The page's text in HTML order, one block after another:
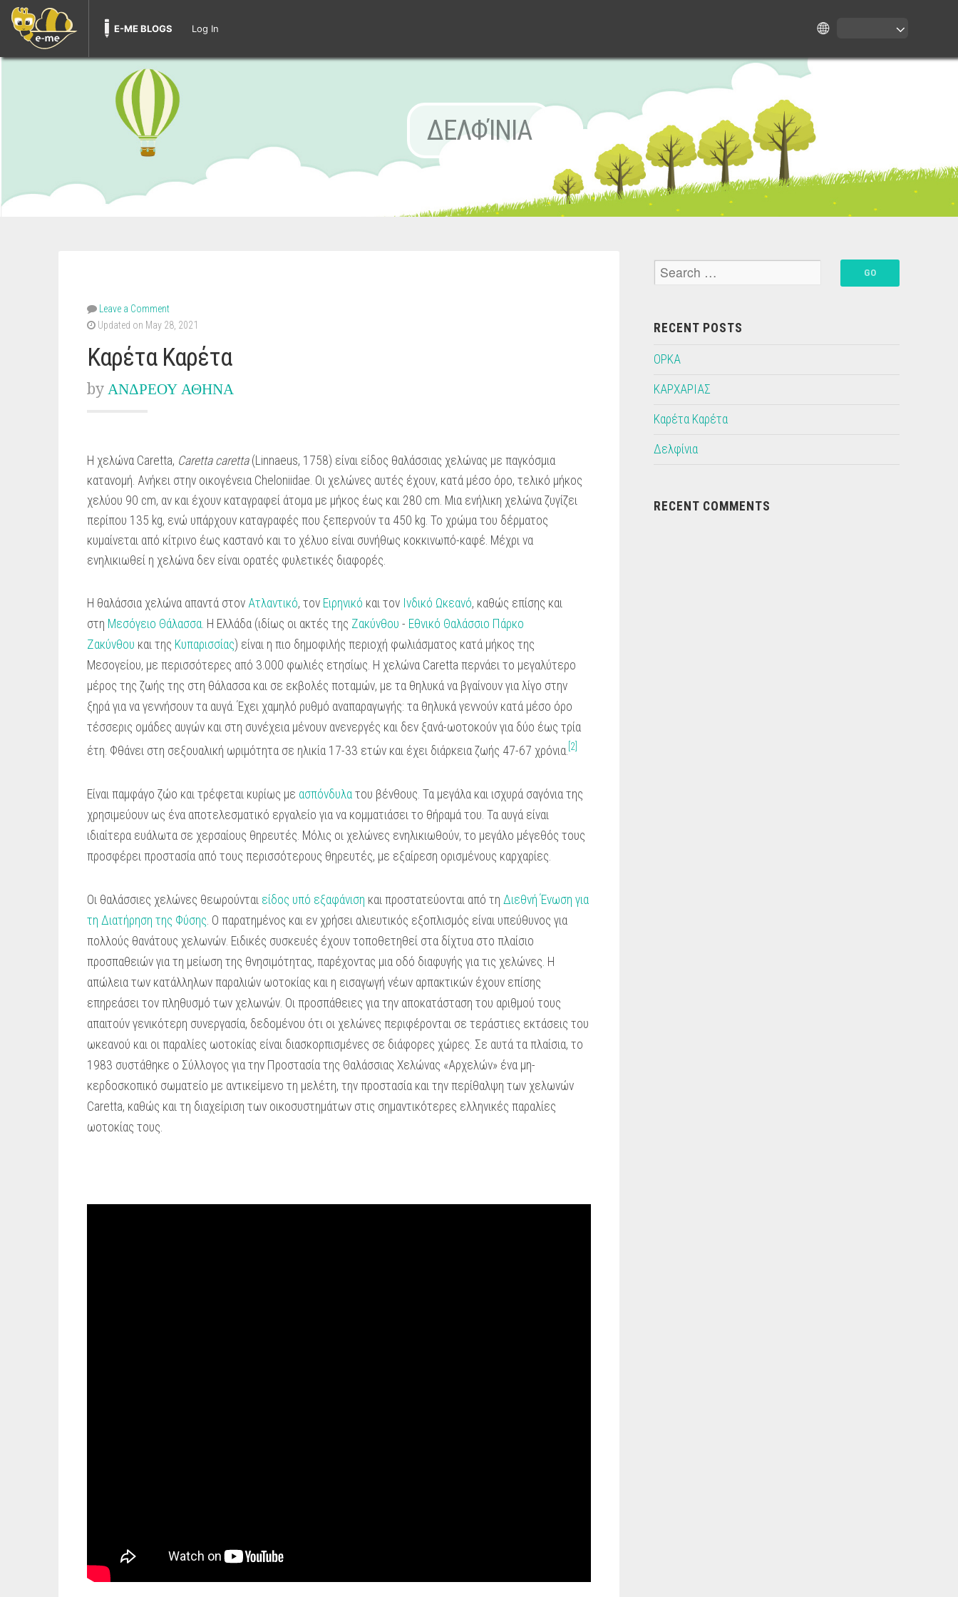
E-ME BLOGS Log In
ΔΕΛΦΊΝΙΑ
Leave a Comment
Updated on May 28, 2021
Καρέτα Καρέτα
by ΑΝΔΡΕΟΥ ΑΘΗΝΑ
Η χελώνα Caretta, Caretta caretta(Linnaeus, 1758) είναι είδος θαλάσσιας χελώνας με παγκόσμια
κατανομή. Ανήκει στην οικογένεια Cheloniidae. Οι χελώνες αυτές έχουν, κατά μέσο όρο, τελικό μήκος
χελύου 90 cm, αν και έχουν καταγραφεί άτομα με μήκος έως και 280 cm. Μια ενήλικη χελώνα ζυγίζει
περίπου 135 kg, ενώ υπάρχουν καταγραφές που ξεπερνούν τα 450 kg. Το χρώμα του δέρματος
κυμαίνεται από κίτρινο έως καστανό και το χέλυο είναι συνήθως κοκκινωπό-καφέ. Μέχρι να
ενηλικιωθεί η χελώνα δεν είναι ορατές φυλετικές διαφορές.
Η θαλάσσια χελώνα απαντά στον Ατλαντικό, τον Ειρηνικό και τον Ινδικό Ωκεανό, καθώς επίσης και
στη Μεσόγειο Θάλασσα . Η Ελλάδα (ιδίως οι ακτές της Ζακύνθου - Εθνικό Θαλάσσιο Πάρκο
Ζακύνθου και της Κυπαρισσίας) είναι η πιο δημοφιλής περιοχή φωλιάσματος κατά μήκος της
Μεσογείου, με περισσότερες από 3.000 φωλιές ετησίως. Η χελώνα Caretta περνάει το μεγαλύτερο
μέρος της ζωής της στη θάλασσα και σε εκβολές ποταμών, με τα θηλυκά να βγαίνουν για λίγο στην
ξηρά για να γεννήσουν τα αυγά. Έχει χαμηλό ρυθμό αναπαραγωγής: τα θηλυκά γεννούν κατά μέσο όρο
τέσσερις ομάδες αυγών και στη συνέχεια μένουν ανενεργές και δεν ξανά-ωοτοκούν για δύο έως τρία
έτη. Φθάνει στη σεξουαλική ωριμότητα σε ηλικία 17-33 ετών και έχει διάρκεια ζωής 47-67 χρόνια. [2]
Είναι παμφάγο ζώο και τρέφεται κυρίως με ασπόνδυλα του βένθους. Τα μεγάλα και ισχυρά σαγόνια της
χρησιμεύουν ως ένα αποτελεσματικό εργαλείο για να κομματιάσει το θήραμά του. Τα αυγά είναι
ιδιαίτερα ευάλωτα σε χερσαίους θηρευτές. Μόλις οι χελώνες ενηλικιωθούν, το μεγάλο μέγεθός τους
προσφέρει προστασία από τους περισσότερους θηρευτές, με εξαίρεση ορισμένους καρχαρίες.
Οι θαλάσσιες χελώνες θεωρούνται είδος υπό εξαφάνιση και προστατεύονται από τη Διεθνή Ένωση για
τη Διατήρηση της Φύσης . Ο παρατημένος και εν χρήσει αλιευτικός εξοπλισμός είναι υπεύθυνος για
πολλούς θανάτους χελωνών. Ειδικές συσκευές έχουν τοποθετηθεί στα δίχτυα στο πλαίσιο
προσπαθειών για τη μείωση της θνησιμότητας, παρέχοντας μια οδό διαφυγής για τις χελώνες. Η
απώλεια των κατάλληλων παραλιών ωοτοκίας και η εισαγωγή νέων αρπακτικών έχουν επίσης
επηρεάσει τον πληθυσμό των χελωνών. Οι προσπάθειες για την αποκατάσταση του αριθμού τους
απαιτούν γενικότερη συνεργασία, δεδομένου ότι οι χελώνες περιφέρονται σε τεράστιες εκτάσεις του
ωκεανού και οι παραλίες ωοτοκίας είναι διασκορπισμένες σε διάφορες χώρες. Σε αυτά τα πλαίσια, το
1983 συστάθηκε ο Σύλλογος για την Προστασία της Θαλάσσιας Χελώνας «Αρχελών» ένα μη-
κερδοσκοπικό σωματείο με αντικείμενο τη μελέτη, την προστασία και την περίθαλψη των χελωνών
Caretta, καθώς και τη διαχείριση των οικοσυστημάτων στις σημαντικότερες ελληνικές παραλίες
ωοτοκίας τους.
RECENT POSTS
ΟΡΚΑ
ΚΑΡΧΑΡΙΑΣ
Καρέτα Καρέτα
Δελφίνια
RECENT COMMENTS